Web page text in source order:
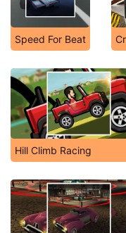
Speed For Beat
Hill Climb Racing